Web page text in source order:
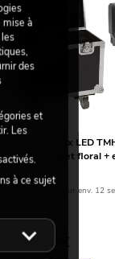
set 2x LED
Wash/effet floral +
No. 20000968
Le stock suffit pour env. 12
1.449,00 €
mise à
des
et
Les
à ce sujet